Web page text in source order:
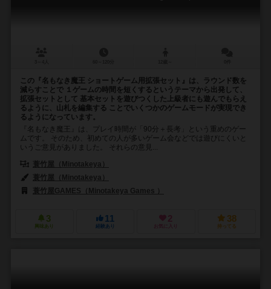
この『名もなき魔王 ショートゲーム用拡張セット』は、ラウンド数を
減らすことで １ゲームの時間を短くするというテーマから出発して、
拡張セットとして 基本セットを遊びつくした上級者にも遊んでもらえ
るように、山札を編集する ことでいくつかのゲームモードが実現でき
るようになっています。
『名もなき魔王』は、プレイ時間が「90分＋長考」という重めのゲー
ムです。 そのため、初めての人が多いゲーム会などでは遊びにくいと
いうご意見がありました。 それらの意見...
蓑竹屋（Minotakeya）
蓑竹屋（Minotakeya）
蓑竹屋GAMES（Minotakeya Games ）
3
興味あり
11
経験あり
2
お気に入り
38
持ってる